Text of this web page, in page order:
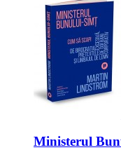
Ministerul